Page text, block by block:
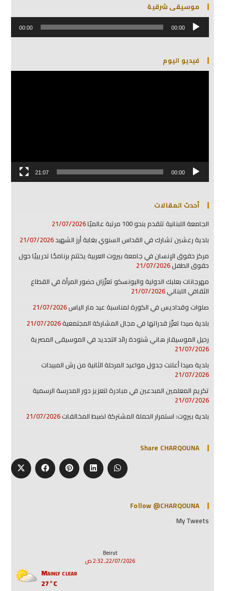
موسيقى شرقية
مشغل
الصوت 00:00
00:00
فيديو اليوم
مشغل
00:00
21:07
أحدث المقالات
الجامعة اللبنانية تتقدم بنحو 100 مرتبة عالميًا
21/07/2026
بلدية رعشين تشارك في القداس السنوي بغابة أرز الشهيد21/07/2026
مركز حقوق الإنسان في جامعة بيروت العربية يختتم برنامجًا تدريبيًا حول
حقوق الطفل21/07/2026
مهرجانات بعلبك الدولية واليونسكو تعزّزان حضور المرأة في القطاع
الثقافي اللبناني21/07/2026
صلوات وقداديس في الكورة لمناسبة عيد مار الياس21/07/2026
بلدية صيدا تعزّز قدراتها في مجال المشاركة المجتمعية21/07/2026
رحيل الموسيقار هاني شنودة رائد التجديد في الموسيقى المصرية
21/07/2026
بلدية صيدا أعلنت جدول مواعيد المرحلة الثانية من رش المبيدات
21/07/2026
تكريم المعلمين المبدعين في مبادرة لتعزيز دور المدرسة الرسمية
21/07/2026
بلدية بيروت: استمرار الحملة المشتركة لضبط المخالفات21/07/2026
Share CHARQOUNA
Follow @CHARQOUNA
My Tweets
Beirut
22/07/2026, 2:32 ص
Mainly clear
27°C